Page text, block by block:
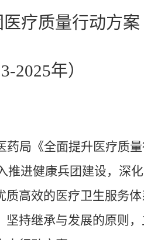
疗质量行动方案
2025年）
局《全面提升医疗质
推进健康兵团建设，深
高效的医疗卫生服务
持继承与发展的原则